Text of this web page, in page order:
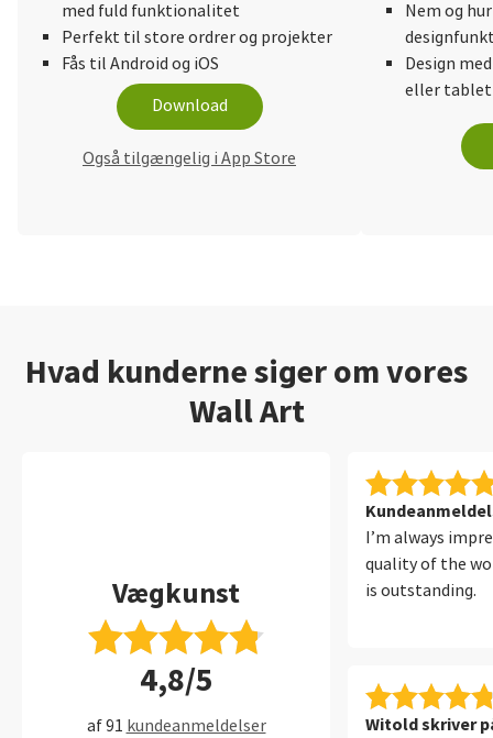
med fuld funktionalitet
Perfekt til store ordrer og projekter
Fås til Android og iOS
Download
Også tilgængelig i App Store
Nem og
Design
eller tablet
Hvad kunderne siger om vores
Wall Art
Vægkunst
4,8/5
af 91 kundeanmeldelser
I’m always
quality of the
is outstanding.
Witold skriver